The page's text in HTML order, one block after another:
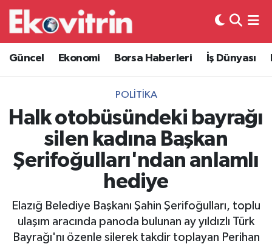
Güncel Ekonomi Borsa Haberleri İş Dünyası
POLITIKA
Halk otobüsündeki bayrağı
silen kadına Başkan
Şerifoğulları'ndan anlamlı
hediye
Elazığ Belediye Başkanı Şahin Şerifoğulları, toplu
ulaşım aracında panoda bulunan ay yıldızlı Türk
Bayrağı'nı özenle silerek takdir toplayan Perihan
Güncel
Ekonomi
Borsa Haberleri
İş Dünyası
Lojistik
Otovitrin
Asayiş
Hava Durumu
Trafik Durumu
Süper Lig Puan Durumu ve Fikstür
Tüm Manşetler
Son Dakika Haberleri
Haber Arşivi